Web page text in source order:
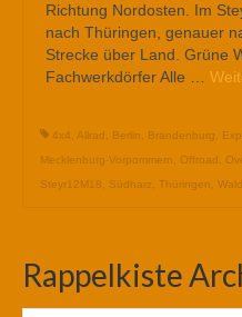
Richtung Nordosten. Im
nach Thüringen, genauer
Strecke über Land. Grüne
Fachwerkdörfer Alle …
4x4 Allrad Berlin Brandenburg
Mecklenburg-Vorpommern
Offroad
Steyr12M18
Südharz Thüringen
Rappelkiste